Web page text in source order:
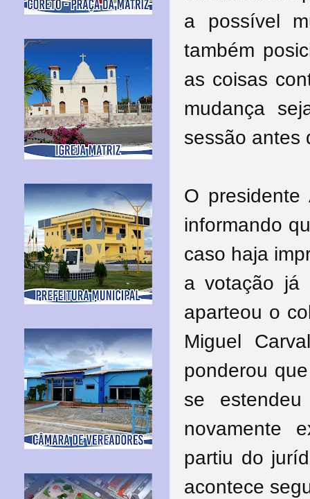
a possível
também
as coisas
mudança
sessão antes
O presidente
informando
caso haja
a votação já
aparteou o
Miguel
ponderou
se
novamente
partiu do
acontece